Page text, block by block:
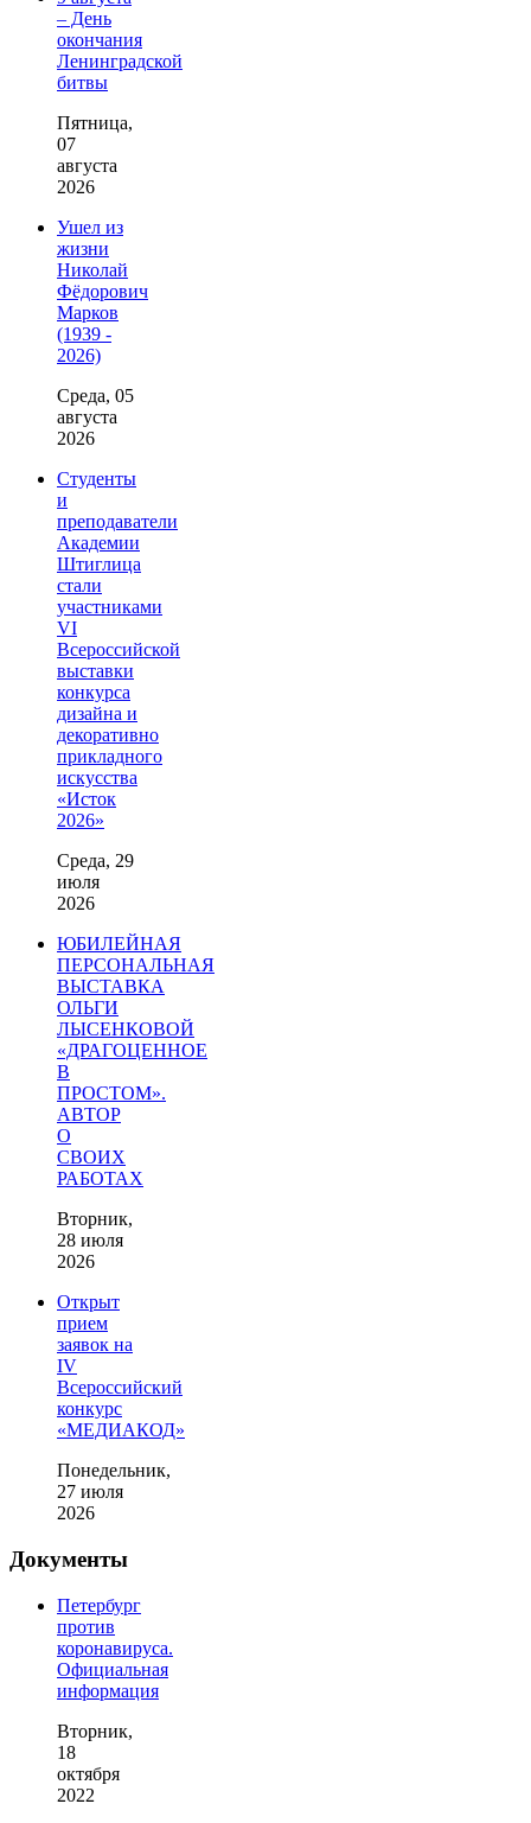
– День
окончания
Ленинградской
битвы
Пятница,
07
августа
2026
Ушел из
жизни
Николай
Фёдорович
Марков
(1939 -
2026)
Среда, 05
августа
2026
Студенты
и
преподаватели
Академии
Штиглица
стали
участниками
VI
Всероссийской
выставки
конкурса
дизайна и
декоративно
прикладного
искусства
«Исток
2026»
Среда, 29
июля
2026
ЮБИЛЕЙНАЯ
ПЕРСОНАЛЬНАЯ
ВЫСТАВКА
ОЛЬГИ
ЛЫСЕНКОВОЙ
«ДРАГОЦЕННОЕ
В
ПРОСТОМ».
АВТОР
О
СВОИХ
РАБОТАХ
Вторник,
28 июля
2026
Открыт
прием
заявок на
IV
Всероссийский
конкурс
«МЕДИАКОД»
Понедельник,
27 июля
2026
Документы
Петербург
против
коронавируса.
Официальная
информация
Вторник,
18
октября
2022